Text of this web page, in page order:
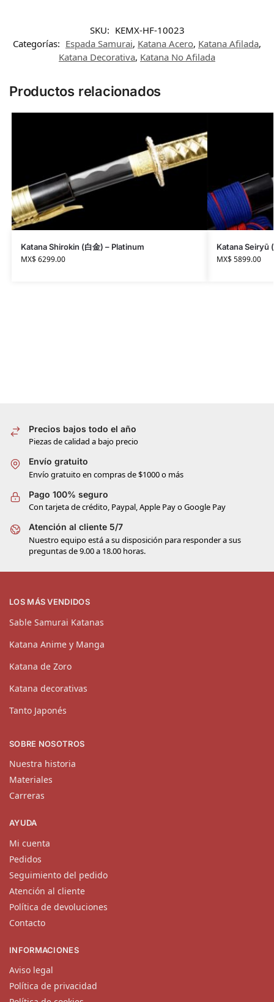
SKU: KEMX-HF-10023
Categorías: Espada Samurai, Katana Acero, Katana Afilada,
Katana Decorativa, Katana No Afilada
Productos relacionados
Katana Shirokin (白金) – Platinum
MX$6299.00
Katana Seiryū
MX$5899.00
Precios bajos todo el año
Piezas de calidad a bajo precio
Envío gratuito
Envío gratuito en compras de $1000 o más
Pago 100% seguro
Con tarjeta de crédito, Paypal, Apple Pay o Google Pay
Atención al cliente 5/7
Nuestro equipo está a su disposición para responder a sus
preguntas de 9.00 a 18.00 horas.
LOS MÁS VENDIDOS
Sable Samurai Katanas
Katana Anime y Manga
Katana de Zoro
Katana decorativas
Tanto Japonés
SOBRE NOSOTROS
Nuestra historia
Materiales
Carreras
AYUDA
Mi cuenta
Pedidos
Seguimiento del pedido
Atención al cliente
Política de devoluciones
Contacto
INFORMACIONES
Aviso legal
Política de privacidad